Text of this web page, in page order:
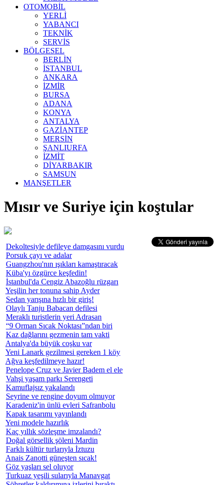
OTOMOBİL
YERLİ
YABANCI
TEKNİK
SERVİS
BÖLGESEL
BERLİN
İSTANBUL
ANKARA
İZMİR
BURSA
ADANA
KONYA
ANTALYA
GAZİANTEP
MERSİN
ŞANLIURFA
İZMİT
DİYARBAKIR
SAMSUN
MANŞETLER
Mısır ve Suriye için koştular
Dekoltesiyle defileye damgasını vurdu
Porsuk çayı ve adalar
Guangzhou'nın ışıkları kamaştıracak
Küba'yı özgürce keşfedin!
İstanbul'da Cengiz Abazoğlu rüzgarı
Yeşilin her tonuna sahip Ayder
Sedan yarışına hızlı bir giriş!
Olaylı Tanju Babacan defilesi
Meraklı turistlerin yeri Adrasan
“9 Orman Sıcak Noktası”ndan biri
Kaz dağlarını gezmenin tam vakti
Antalya'da büyük coşku var
Yeni Lanark gezilmesi gereken 1 köy
Ağva keşfedilmeye hazır!
Penelope Cruz ve Javier Badem el ele
Vahşi yaşam parkı Serengeti
Kamuflajsız yakalandı
Seyrine ve rengine doyum olmuyor
Karadeniz'in ünlü evleri Safranbolu
Kapak tasarımı yayınlandı
Yeni modele hazırlık
Kaç yıllık sözleşme imzalandı?
Doğal görsellik şöleni Mardin
Farklı kültür turlarıyla İztuzu
Anais Zanotti güneşten sıcak!
Göz yaşları sel oluyor
Turkuaz yeşili sularıyla Manavgat